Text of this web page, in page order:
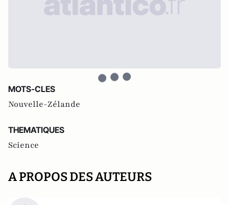
MOTS-CLES
Nouvelle-Zélande
THEMATIQUES
Science
A PROPOS DES AUTEURS